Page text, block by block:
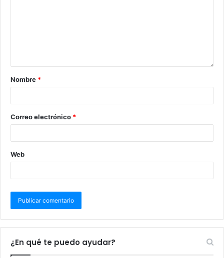
Nombre *
Correo electrónico *
Web
¿En qué te puedo ayudar?